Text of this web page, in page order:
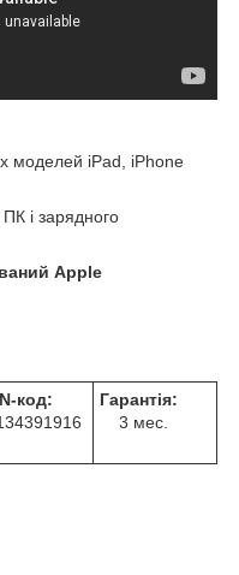
моделей iPad, iPhone
і зарядного
Apple
код:
Гарантія:
3 мес.